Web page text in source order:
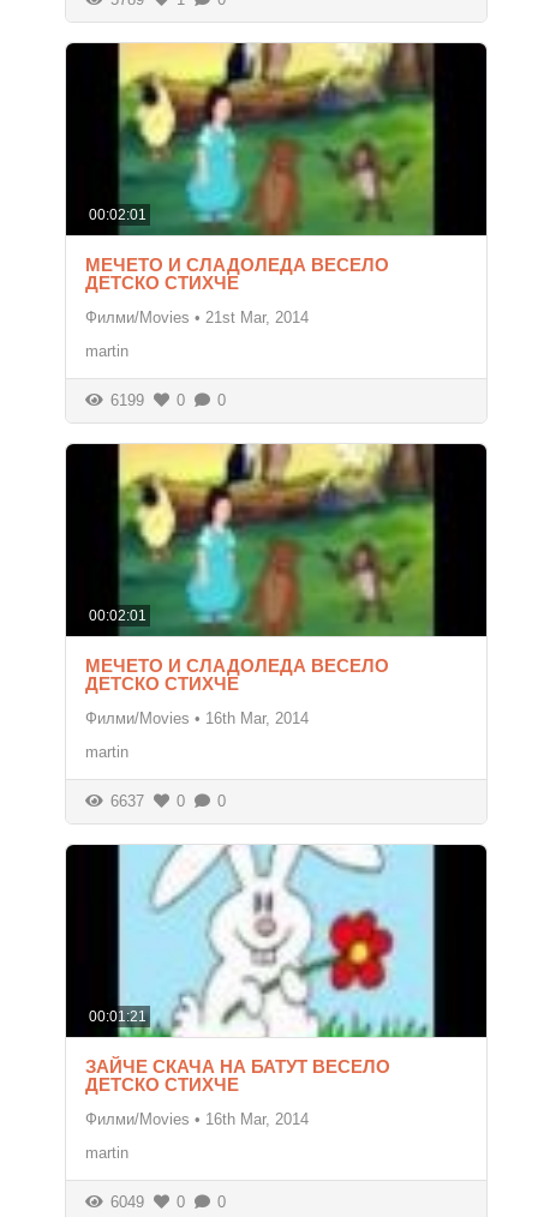
00:02:01
МЕЧЕТО И СЛАДОЛЕДА ВЕСЕЛО
ДЕТСКО СТИХЧЕ
Филми/Movies • 21st Mar, 2014
martin
6199 0 0
00:02:01
МЕЧЕТО И СЛАДОЛЕДА ВЕСЕЛО
ДЕТСКО СТИХЧЕ
Филми/Movies • 16th Mar, 2014
martin
6637 0 0
00:01:21
ЗАЙЧЕ СКАЧА НА БАТУТ ВЕСЕЛО
ДЕТСКО СТИХЧЕ
Филми/Movies • 16th Mar, 2014
martin
6049 0 0